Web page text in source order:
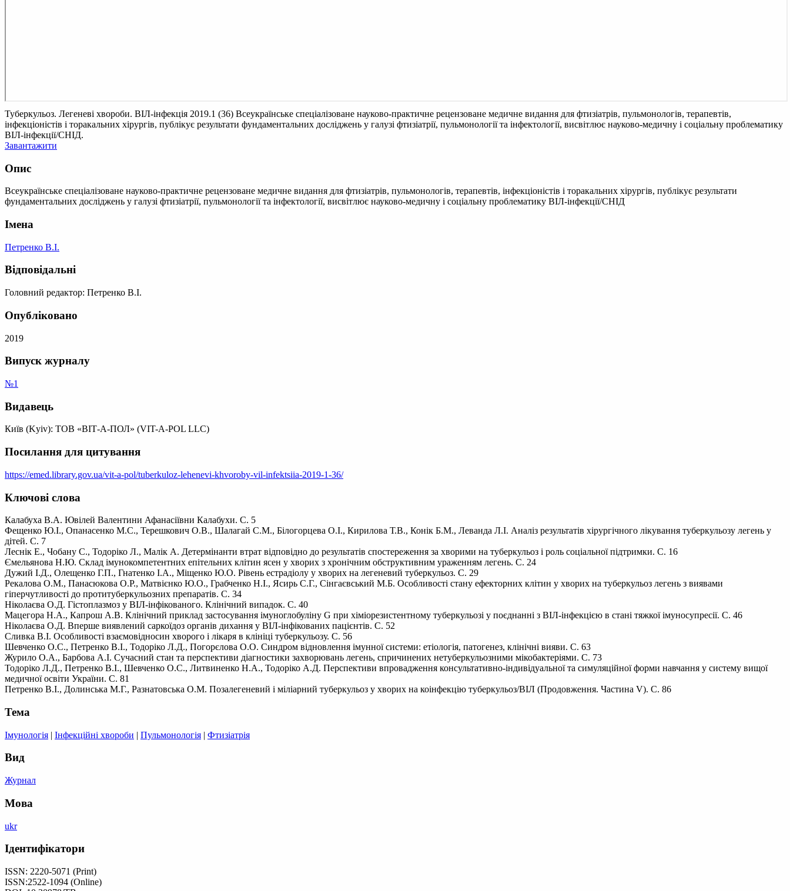
Туберкульоз. Легеневі хвороби. ВІЛ-інфекція 2019.1 (36) Всеукраїнське спеціалізоване науково-практичне рецензоване медичне видання для фтизіатрів, пульмонологів, терапевтів,
інфекціоністів і торакальних хірургів, публікує результати фундаментальних досліджень у галузі фтизіатрії, пульмонології та інфектології, висвітлює науково-медичну і соціальну проблематику
ВІЛ-інфекції/СНІД.
Завантажити
Опис
Всеукраїнське спеціалізоване науково-практичне рецензоване медичне видання для фтизіатрів, пульмонологів, терапевтів, інфекціоністів і торакальних хірургів, публікує результати
фундаментальних досліджень у галузі фтизіатрії, пульмонології та інфектології, висвітлює науково-медичну і соціальну проблематику ВІЛ-інфекції/СНІД
Імена
Петренко В.І.
Відповідальні
Головний редактор: Петренко В.І.
Опубліковано
2019
Випуск журналу
№1
Видавець
Київ (Kyiv): ТОВ «ВІТ-А-ПОЛ» (VIT-A-POL LLC)
Посилання для цитування
https://emed.library.gov.ua/vit-a-pol/tuberkuloz-lehenevi-khvoroby-vil-infektsiia-2019-1-36/
Ключові слова
Калабуха В.А. Ювілей Валентини Афанасіївни Калабухи. С. 5
Фещенко Ю.І., Опанасенко М.С., Терешкович О.В., Шалагай С.М., Білогорцева О.І., Кирилова Т.В., Конік Б.М., Леванда Л.І. Аналіз результатів хірургічного лікування туберкульозу легень у
дітей. С. 7
Леснік Е., Чобану С., Тодоріко Л., Малік А. Детермінанти втрат відповідно до результатів спостереження за хворими на туберкульоз і роль соціальної підтримки. С. 16
Ємельянова Н.Ю. Склад імунокомпетентних епітельних клітин ясен у хворих з хронічним обструктивним ураженням легень. С. 24
Дужий І.Д., Олещенко Г.П., Гнатенко І.А., Міщенко Ю.О. Рівень естрадіолу у хворих на легеневий туберкульоз. С. 29
Рекалова О.М., Панасюкова О.Р., Матвієнко Ю.О., Грабченко Н.І., Ясирь С.Г., Сінгаєвський М.Б. Особливості стану ефекторних клітин у хворих на туберкульоз легень з виявами
гіперчутливості до протитуберкульозних препаратів. С. 34
Ніколаєва О.Д. Гістоплазмоз у ВІЛ-інфікованого. Клінічний випадок. С. 40
Мацегора Н.А., Капрош А.В. Клінічний приклад застосування імуноглобуліну G при хіміорезистентному туберкульозі у поєднанні з ВІЛ-інфекцією в стані тяжкої імуносупресії. С. 46
Ніколаєва О.Д. Вперше виявлений саркоїдоз органів дихання у ВІЛ-інфікованих пацієнтів. С. 52
Сливка В.І. Особливості взаємовідносин хворого і лікаря в клініці туберкульозу. С. 56
Шевченко О.С., Петренко В.І., Тодоріко Л.Д., Погорєлова О.О. Синдром відновлення імунної системи: етіологія, патогенез, клінічні вияви. С. 63
Журило О.А., Барбова А.І. Сучасний стан та перспективи діагностики захворювань легень, спричинених нетуберкульозними мікобактеріями. С. 73
Тодоріко Л.Д., Петренко В.І., Шевченко О.С., Литвиненко Н.А., Тодоріко А.Д. Перспективи впровадження консультативно-індивідуальної та симуляційної форми навчання у систему вищої
медичної освіти України. С. 81
Петренко В.І., Долинська М.Г., Разнатовська О.М. Позалегеневий і міліарний туберкульоз у хворих на коінфекцію туберкульоз/ВІЛ (Продовження. Частина V). С. 86
Тема
Імунологія | Інфекційні хвороби | Пульмонологія | Фтизіатрія
Вид
Журнал
Мова
ukr
Ідентифікатори
ISSN: 2220-5071 (Print)
ISSN:2522-1094 (Online)